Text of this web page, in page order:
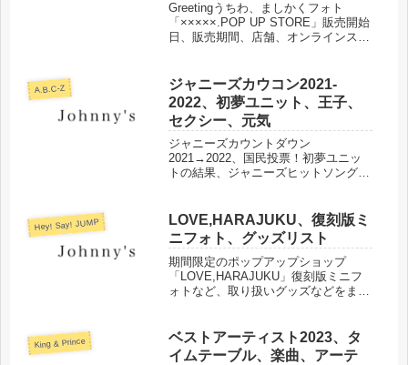
Greetingうちわ、ましかくフォト
「×××××.POP UP STORE」販売開始
日、販売期間、店舗、オンラインスト
A.B.C-Z
ジャニーズカウコン2021-
2022、初夢ユニット、王子、
セクシー、元気
ジャニーズカウントダウン
2021→2022、国民投票！初夢ユニッ
トの結果、ジャニーズヒットソングメ
Hey! Say! JUMP
LOVE,HARAJUKU、復刻版ミ
ニフォト、グッズリスト
期間限定のポップアップショップ
「LOVE,HARAJUKU」復刻版ミニフ
ォトなど、取り扱いグッズなどをまと
King & Prince
ベストアーティスト2023、タ
イムテーブル、楽曲、アーテ